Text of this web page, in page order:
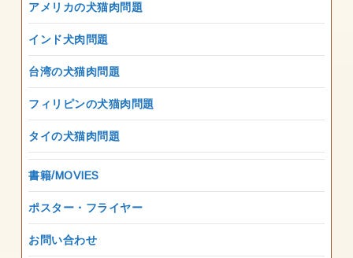
アメリカの犬猫肉問題
インド犬肉問題
台湾の犬猫肉問題
フィリピンの犬猫肉問題
タイの犬猫肉問題
書籍/MOVIES
ポスター・フライヤー
お問い合わせ